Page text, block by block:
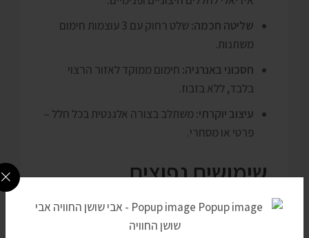
שליטה חכמה:
שלט רחוק עם 3 עוצמות חימום
משתנות.
חסכוני באנרגיה: חימום ממוקד לאזור הרצוי
בלבד, ללא בזבוז.
עיצוב יוקרתי: משתלב בצורה אלגנטית בכל חלל –
פרטי או מסחרי.
שימושים נפוצים
תנור אינפרא אדום SPACE עם סטנד אלגנטי מתאים
לחימום בבית, במרפסות,